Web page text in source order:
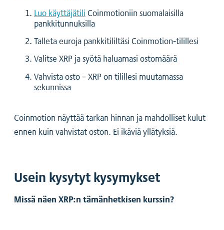
Luo käyttäjätiliCoinmotioniin suomalaisilla
pankkitunnuksilla
Talleta euroja pankkitililtäsi Coinmotion-tilillesi
Valitse XRP ja syötä haluamasi ostomäärä
Vahvista osto – XRP on tilillesi muutamassa
sekunnissa
Coinmotion näyttää tarkan hinnan ja mahdolliset kulut
ennen kuin vahvistat oston. Ei ikäviä yllätyksiä.
Usein kysytyt kysymykset
Missä näen XRP:n tämänhetkisen kurssin?